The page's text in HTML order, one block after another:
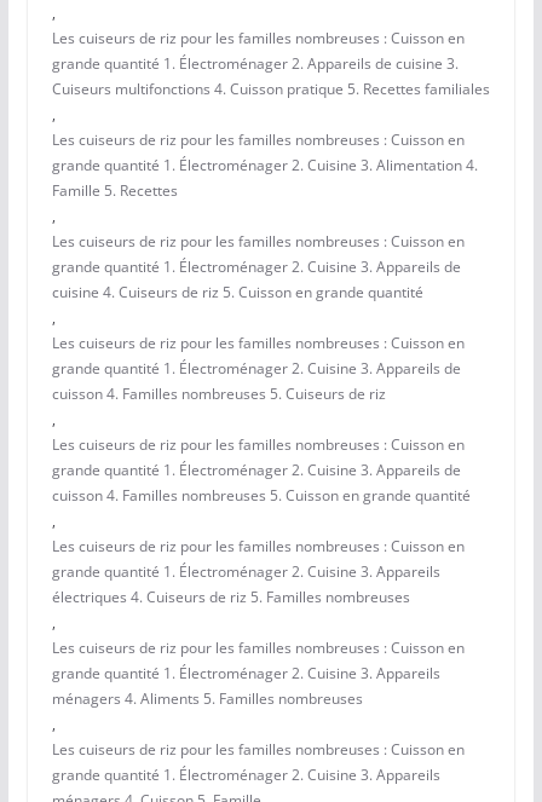
,
Les cuiseurs de riz pour les familles nombreuses : Cuisson en
grande quantité 1. Électroménager 2. Appareils de cuisine 3.
Cuiseurs multifonctions 4. Cuisson pratique 5. Recettes familiales
,
Les cuiseurs de riz pour les familles nombreuses : Cuisson en
grande quantité 1. Électroménager 2. Cuisine 3. Alimentation 4.
Famille 5. Recettes
,
Les cuiseurs de riz pour les familles nombreuses : Cuisson en
grande quantité 1. Électroménager 2. Cuisine 3. Appareils de
cuisine 4. Cuiseurs de riz 5. Cuisson en grande quantité
,
Les cuiseurs de riz pour les familles nombreuses : Cuisson en
grande quantité 1. Électroménager 2. Cuisine 3. Appareils de
cuisson 4. Familles nombreuses 5. Cuiseurs de riz
,
Les cuiseurs de riz pour les familles nombreuses : Cuisson en
grande quantité 1. Électroménager 2. Cuisine 3. Appareils de
cuisson 4. Familles nombreuses 5. Cuisson en grande quantité
,
Les cuiseurs de riz pour les familles nombreuses : Cuisson en
grande quantité 1. Électroménager 2. Cuisine 3. Appareils
électriques 4. Cuiseurs de riz 5. Familles nombreuses
,
Les cuiseurs de riz pour les familles nombreuses : Cuisson en
grande quantité 1. Électroménager 2. Cuisine 3. Appareils
ménagers 4. Aliments 5. Familles nombreuses
,
Les cuiseurs de riz pour les familles nombreuses : Cuisson en
grande quantité 1. Électroménager 2. Cuisine 3. Appareils